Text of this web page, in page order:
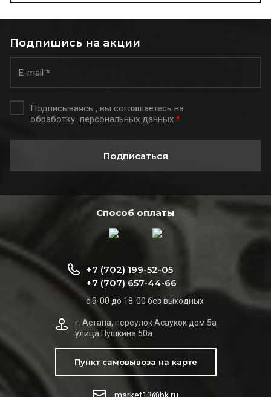
Подпишись на акции
Подписываясь , вы соглашаетесь на
обработку персональных данных *
Подписаться
Способ оплаты
+7 (702) 199-52-05
+7 (707) 657-44-66
с 9-00 до 18-00 без выходных
г. Астана, переулок Асаукок дом 5а
улица Пушкина 50а
Пункт самовывоза на карте
market13@bk.ru